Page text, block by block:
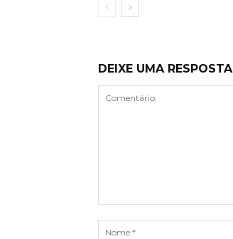
DEIXE UMA RESPOSTA